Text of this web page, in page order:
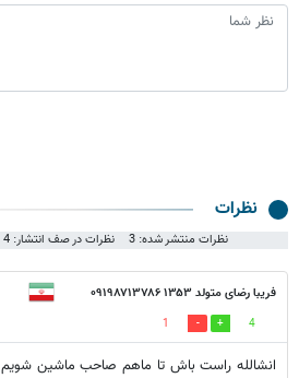
نظرات
نظرات منتشر شده: 3 نظرات در صف انتشار: 4
فریبا رضای متولد ۱۳۵۳ ۰۹۱۹۸۷۱۳۷۸۶
4
1
انشالله راست باش تا ماهم صاحب ماشين شویم